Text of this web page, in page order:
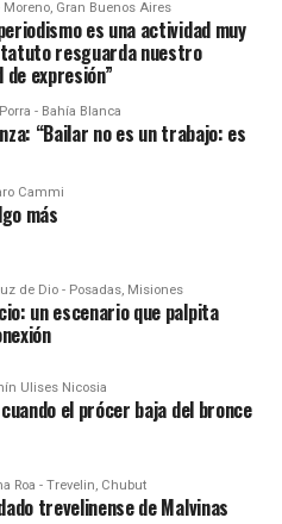
Moreno, Gran Buenos Aires
es una actividad muy
resguarda nuestro
expresión”
- Bahía Blanca
“Bailar no es un trabajo: es
Cammi
más
de Dio - Posadas, Misiones
un escenario que palpita
Ulises Nicosia
el prócer baja del bronce
Roa - Trevelin, Chubut
trevelinense de Malvinas